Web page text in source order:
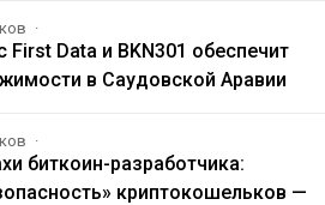
First Data и BKN301 обеспечит
в Саудовской Аравии
биткоин-разработчика:
криптокошельков —